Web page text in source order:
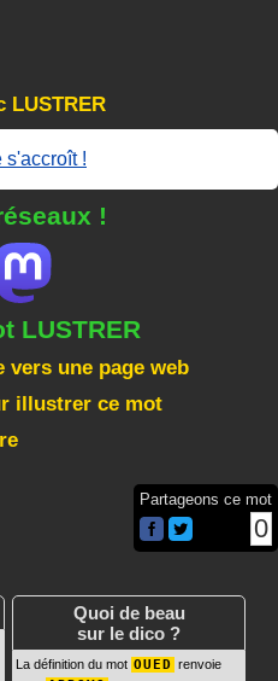
LUSTRER
s'accroît !
!
LUSTRER
vers une page web
illustrer ce mot
Partageons ce mot
0
Quoi de beau
sur le dico ?
La définition du mot OUED renvoie